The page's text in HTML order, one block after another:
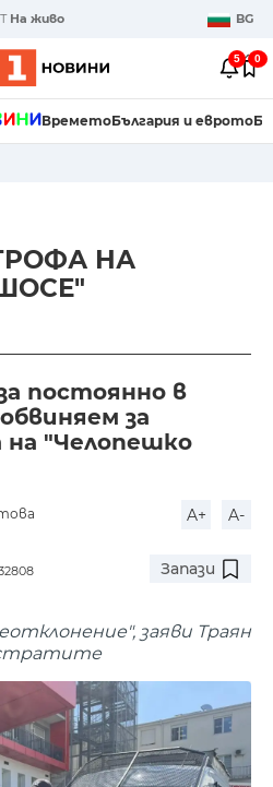
На живо BG
5 0
ВреметоБългария и еврото
НА
постоянно в
за
"Челопешко
A+ A-
Запази
заяви Траян